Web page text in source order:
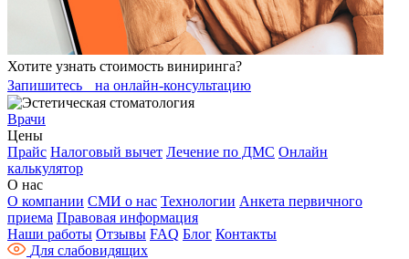
Хотите узнать стоимость виниринга?
Запишитесь на онлайн-консультацию
Врачи
Цены
Прайс Налоговый вычет Лечение по ДМС Онлайн
калькулятор
О нас
О компании СМИ о нас Технологии Анкета первичного
приема Правовая информация
Наши работы Отзывы FAQ Блог Контакты
Для слабовидящих